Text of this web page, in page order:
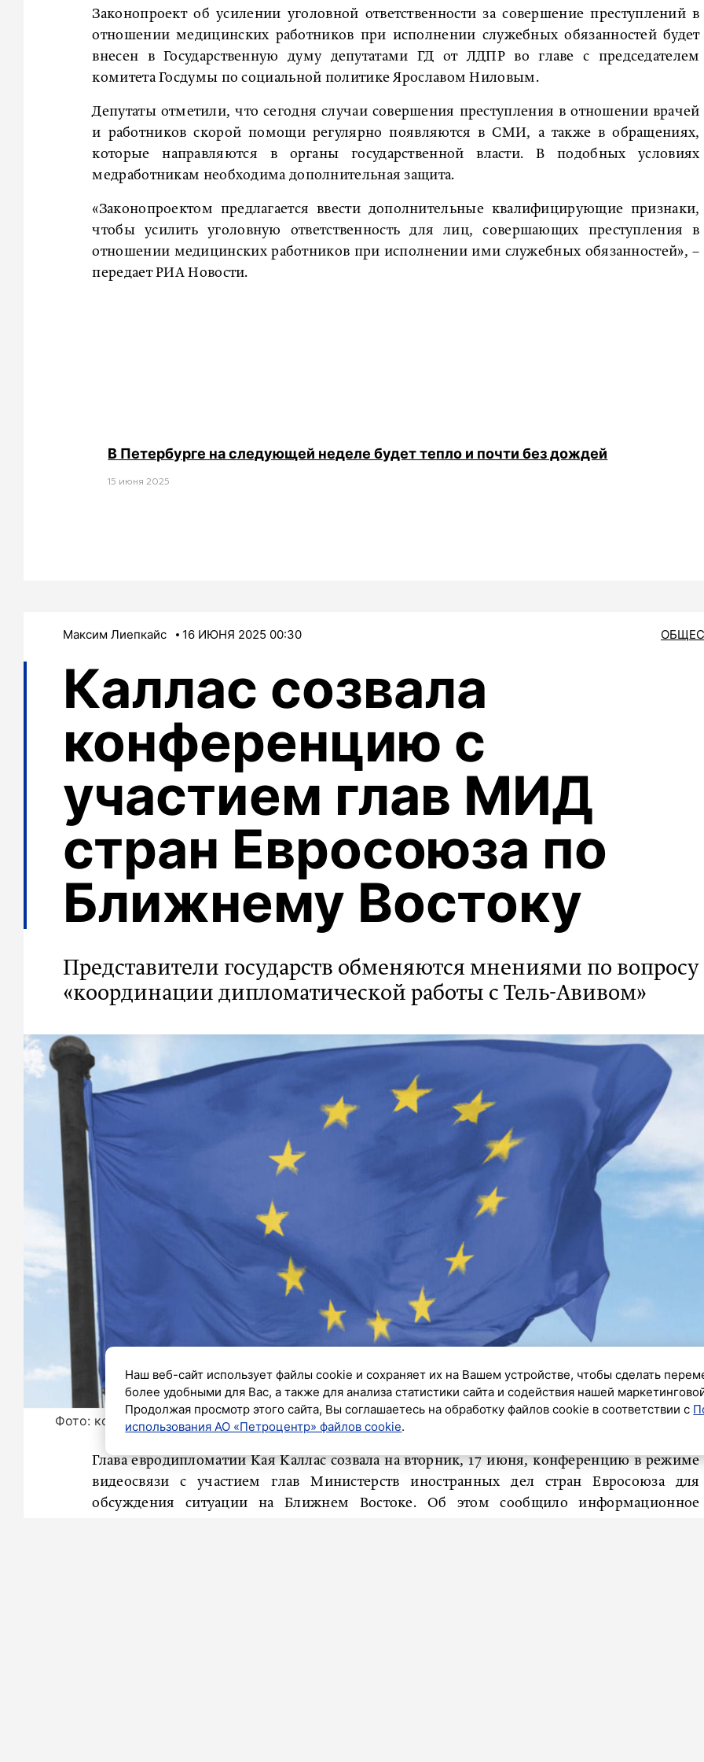
Законопроект об усилении уголовной ответственности за совершение преступлений в
отношении медицинских работников при исполнении служебных обязанностей будет
внесен в Государственную думу депутатами ГД от ЛДПР во главе с председателем
комитета Госдумы по социальной политике Ярославом Ниловым.
Депутаты отметили, что сегодня случаи совершения преступления в отношении врачей
и работников скорой помощи регулярно появляются в СМИ, а также в обращениях,
которые направляются в органы государственной власти. В подобных условиях
медработникам необходима дополнительная защита.
«Законопроектом предлагается ввести дополнительные квалифицирующие признаки,
чтобы усилить уголовную ответственность для лиц, совершающих преступления в
отношении медицинских работников при исполнении ими служебных обязанностей», –
передает РИА Новости.
В Петербурге на следующей неделе будет тепло и почти без дождей
15 июня 2025
Максим Лиепкайс 16 ИЮНЯ 2025 00:30
Каллас созвала
конференцию с
участием глав МИД
стран Евросоюза по
Ближнему Востоку
Представители государств обменяются мнениями по вопросу
«координации дипломатической работы с Тель-Авивом»
Фото: коллаж «Петербургского дневника»
Глава евродипломатии Кая Каллас созвала на вторник, 17 июня, конференцию в режиме
видеосвязи с участием глав Министерств иностранных дел стран Евросоюза для
обсуждения ситуации на Ближнем Востоке. Об этом сообщило информационное
Наш веб-сайт использует файлы cookie и сохраняет их на Вашем устройстве, чтобы сделать
более удобными для Вас, а также для анализа статистики сайта и содействия нашей
Продолжая просмотр этого сайта, Вы соглашаетесь на обработку файлов cookie в соответствии с
использования АО «Петроцентр» файлов cookie.